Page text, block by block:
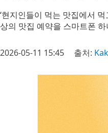
‘현지인들이 먹는 맛집에서
상의 맛집 예약을 스마트폰
2026-05-11 15:45 출처: